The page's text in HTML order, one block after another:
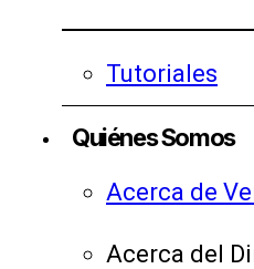
Tutoriales
Quiénes Somos
Acerca de
Acerca del